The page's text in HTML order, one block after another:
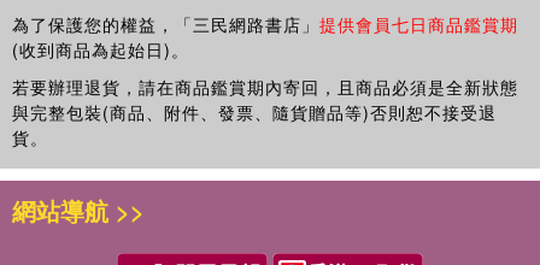
為了保護您的權益，「三民網路書店」 提供會員七日商品鑑賞期
(收到商品為起始日)。
若要辦理退貨，請在商品鑑賞期內寄回，且商品必須是全新狀態
與完整包裝(商品、附件、發票、隨貨贈品等)否則恕不接受退
貨。
網站導航 >>